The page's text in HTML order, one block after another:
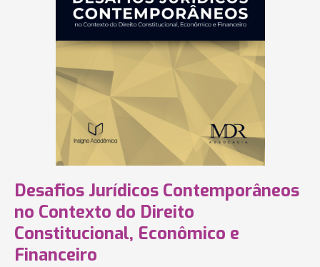
Desafios Jurídicos Contemporâneos
no Contexto do Direito
Constitucional, Econômico e
Financeiro